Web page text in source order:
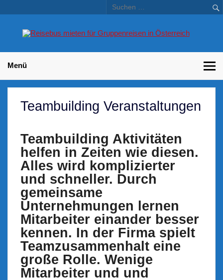
–
Menü
Teambuilding Veranstaltungen
Teambuilding Aktivitäten
helfen in Zeiten wie diesen.
Alles wird komplizierter
und schneller. Durch
gemeinsame
Unternehmungen lernen
Mitarbeiter einander besser
kennen. In der Firma spielt
Teamzusammenhalt eine
große Rolle. Wenige
Mitarbeiter und und